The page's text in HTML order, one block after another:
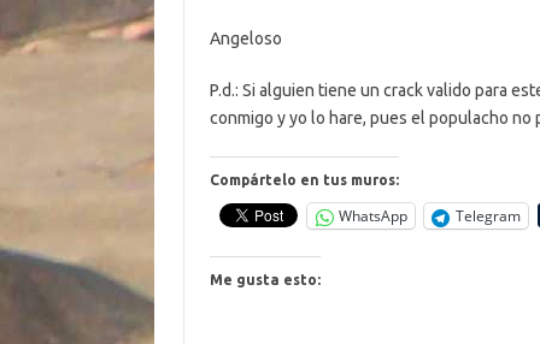
Angeloso
P.d.: Si alguien tiene un crack valido para
conmigo y yo lo hare, pues el populacho
Compártelo en tus muros:
WhatsApp Telegram
Me gusta esto: